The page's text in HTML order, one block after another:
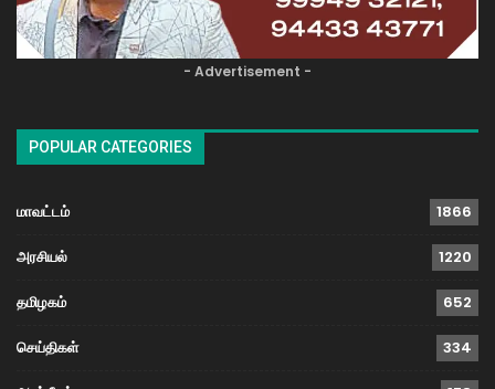
- Advertisement -
POPULAR CATEGORIES
மாவட்டம் 1866
அரசியல் 1220
தமிழகம் 652
செய்திகள் 334